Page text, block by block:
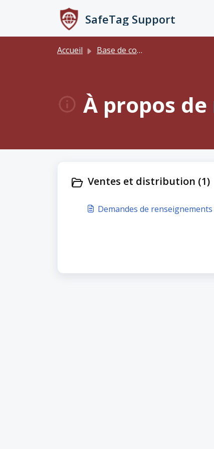
SafeTag Support
Accueil Base de connaissances
À propos de
Ventes et distribution (1)
Demandes de